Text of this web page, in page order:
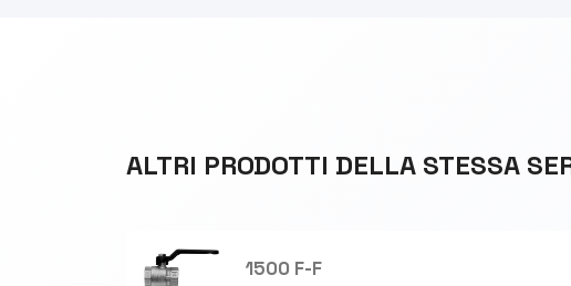
ALTRI PRODOTTI DELLA STESSA
1500 F-F